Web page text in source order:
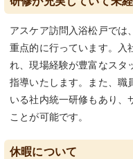
アスケア訪問入浴松戸では
重点的に行っています。入
れ、現場経験が豊富なスタ
指導いたします。また、職
いる社内統一研修もあり、
ことが可能です。
休暇について